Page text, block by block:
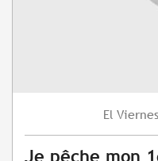
El Viernes
Je pêche mon